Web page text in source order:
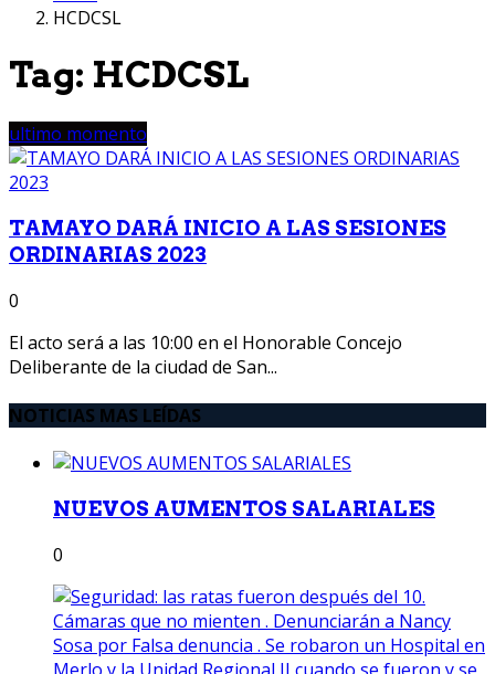
HCDCSL
Tag: HCDCSL
ultimo momento
TAMAYO DARÁ INICIO A LAS SESIONES
ORDINARIAS 2023
0
El acto será a las 10:00 en el Honorable Concejo
Deliberante de la ciudad de San...
NOTICIAS MAS LEÍDAS
NUEVOS AUMENTOS SALARIALES
0